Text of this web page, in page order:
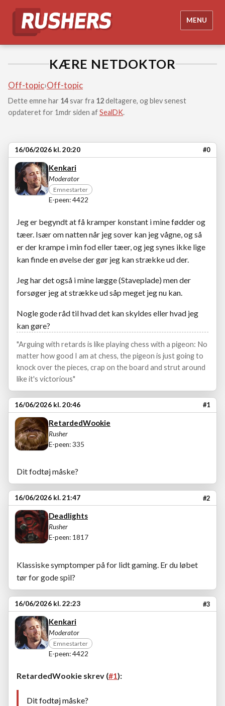
MENU
KÆRE NETDOKTOR
Off-topic›Off-topic
Dette emne har 14svar fra 12deltagere, og blev senest
opdateret for 1mdr siden afSealDK.
16/06/2026 kl. 20:20 #0
Kenkari
Moderator
Emnestarter
E-peen: 4422
Jeg er begyndt at få kramper konstant i mine fødder og
tæer. Især om natten når jeg sover kan jeg vågne, og så
er der krampe i min fod eller tæer, og jeg synes ikke lige
kan finde en øvelse der gør jeg kan strække ud der.
Jeg har det også i mine lægge (Staveplade) men der
forsøger jeg at strække ud såp meget jeg nu kan.
Nogle gode råd til hvad det kan skyldes eller hvad jeg
kan gøre?
"Arguing with retards is like playing chess with a pigeon: No
matter how good I am at chess, the pigeon is just going to
knock over the pieces, crap on the board and strut around
like it's victorious"
16/06/2026 kl. 20:46 #1
RetardedWookie
Rusher
E-peen: 335
Dit fodtøj måske?
16/06/2026 kl. 21:47 #2
Deadlights
Rusher
E-peen: 1817
Klassiske symptomper på for lidt gaming. Er du løbet
tør for gode spil?
16/06/2026 kl. 22:23 #3
Kenkari
Moderator
Emnestarter
E-peen: 4422
RetardedWookie skrev (#1):
Dit fodtøj måske?